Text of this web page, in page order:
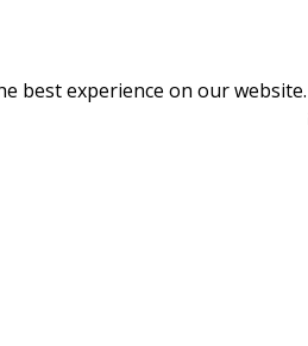
best experience on our